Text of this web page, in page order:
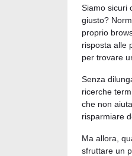
Siamo sicuri
giusto?
proprio
risposta alle
per trovare
Senza
ricerche
che non
risparmiare
Ma allora,
sfruttare un